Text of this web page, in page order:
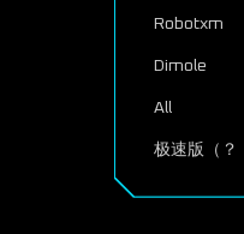
Robotxm
Dimole
All
极速版（？